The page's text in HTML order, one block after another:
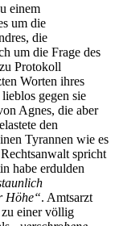
einem
um die
die
um die Frage des
Protokoll
Worten ihres
gegen sie
Agnes, die aber
den
Tyrannen wie es
spricht
habe erdulden
Höhe“. Amtsarzt
einer völlig